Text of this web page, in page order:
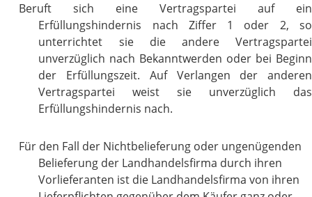
Beruft sich eine Vertragspartei auf ein
Erfüllungshindernis nach Ziffer 1 oder 2, so
unterrichtet sie die andere Vertragspartei
unverzüglich nach Bekanntwerden oder bei Beginn
der Erfüllungszeit. Auf Verlangen der anderen
Vertragspartei weist sie unverzüglich das
Erfüllungshindernis nach.
Für den Fall der Nichtbelieferung oder ungenügenden
Belieferung der Landhandelsfirma durch ihren
Vorlieferanten ist die Landhandelsfirma von ihren